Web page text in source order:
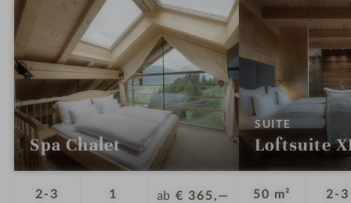
Spa Chalet
2-3 Personen1
Bett ab € 365,—
SUITE
Loftsuite
50 m² 2-3